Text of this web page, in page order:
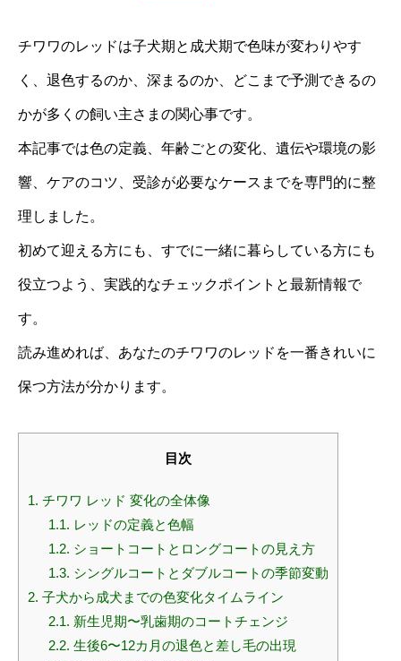
チワワのレッドは子犬期と成犬期で色味が変わりやす
く、退色するのか、深まるのか、どこまで予測できるの
かが多くの飼い主さまの関心事です。
本記事では色の定義、年齢ごとの変化、遺伝や環境の影
響、ケアのコツ、受診が必要なケースまでを専門的に整
理しました。
初めて迎える方にも、すでに一緒に暮らしている方にも
役立つよう、実践的なチェックポイントと最新情報で
す。
読み進めれば、あなたのチワワのレッドを一番きれいに
保つ方法が分かります。
目次
1. チワワ レッド 変化の全体像
1.1. レッドの定義と色幅
1.2. ショートコートとロングコートの見え方
1.3. シングルコートとダブルコートの季節変動
2. 子犬から成犬までの色変化タイムライン
2.1. 新生児期〜乳歯期のコートチェンジ
2.2. 生後6〜12カ月の退色と差し毛の出現